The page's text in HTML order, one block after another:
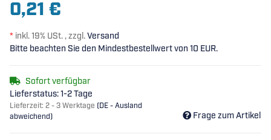
0,21 €
* inkl. 19% USt. , zzgl.Versand
Bitte beachten Sie den Mindestbestellwert von 10 EUR.
Sofort verfügbar
Lieferstatus: 1-2 Tage
Lieferzeit: 2 - 3 Werktage (DE - Ausland
abweichend)
Frage zum Artikel